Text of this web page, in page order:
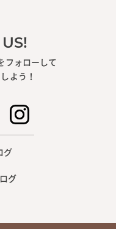
フォローして
よう！
グ
グ